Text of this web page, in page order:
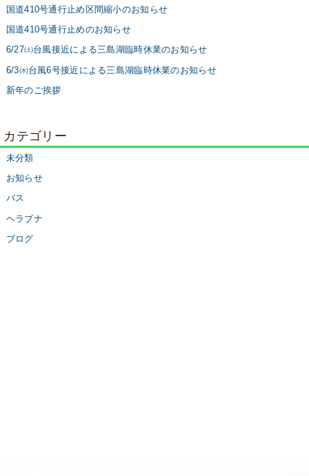
国道410号通行止め区間縮小のお知らせ
国道410号通行止めのお知らせ
6/27㈯台風接近による三島湖臨時休業のお知らせ
6/3㈬台風6号接近による三島湖臨時休業のお知らせ
新年のご挨拶
カテゴリー
未分類
お知らせ
バス
ヘラブナ
ブログ